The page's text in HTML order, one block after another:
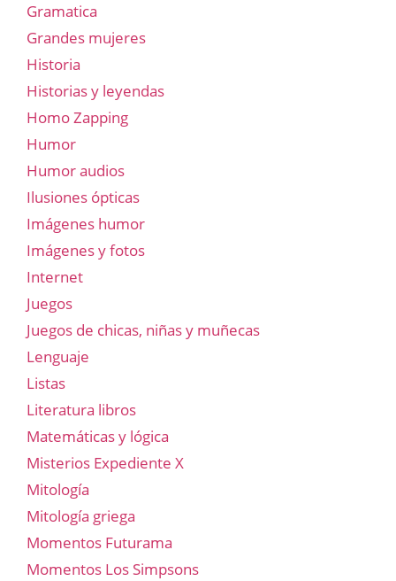
Gramatica
Grandes mujeres
Historia
Historias y leyendas
Homo Zapping
Humor
Humor audios
Ilusiones ópticas
Imágenes humor
Imágenes y fotos
Internet
Juegos
Juegos de chicas, niñas y muñecas
Lenguaje
Listas
Literatura libros
Matemáticas y lógica
Misterios Expediente X
Mitología
Mitología griega
Momentos Futurama
Momentos Los Simpsons